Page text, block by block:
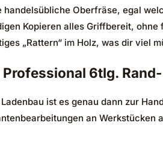
handelsübliche Oberfräse, egal
Kopieren alles Griffbereit,
„Rattern“ im Holz, was dir viel
6tlg.
ist es genau dann zur
an